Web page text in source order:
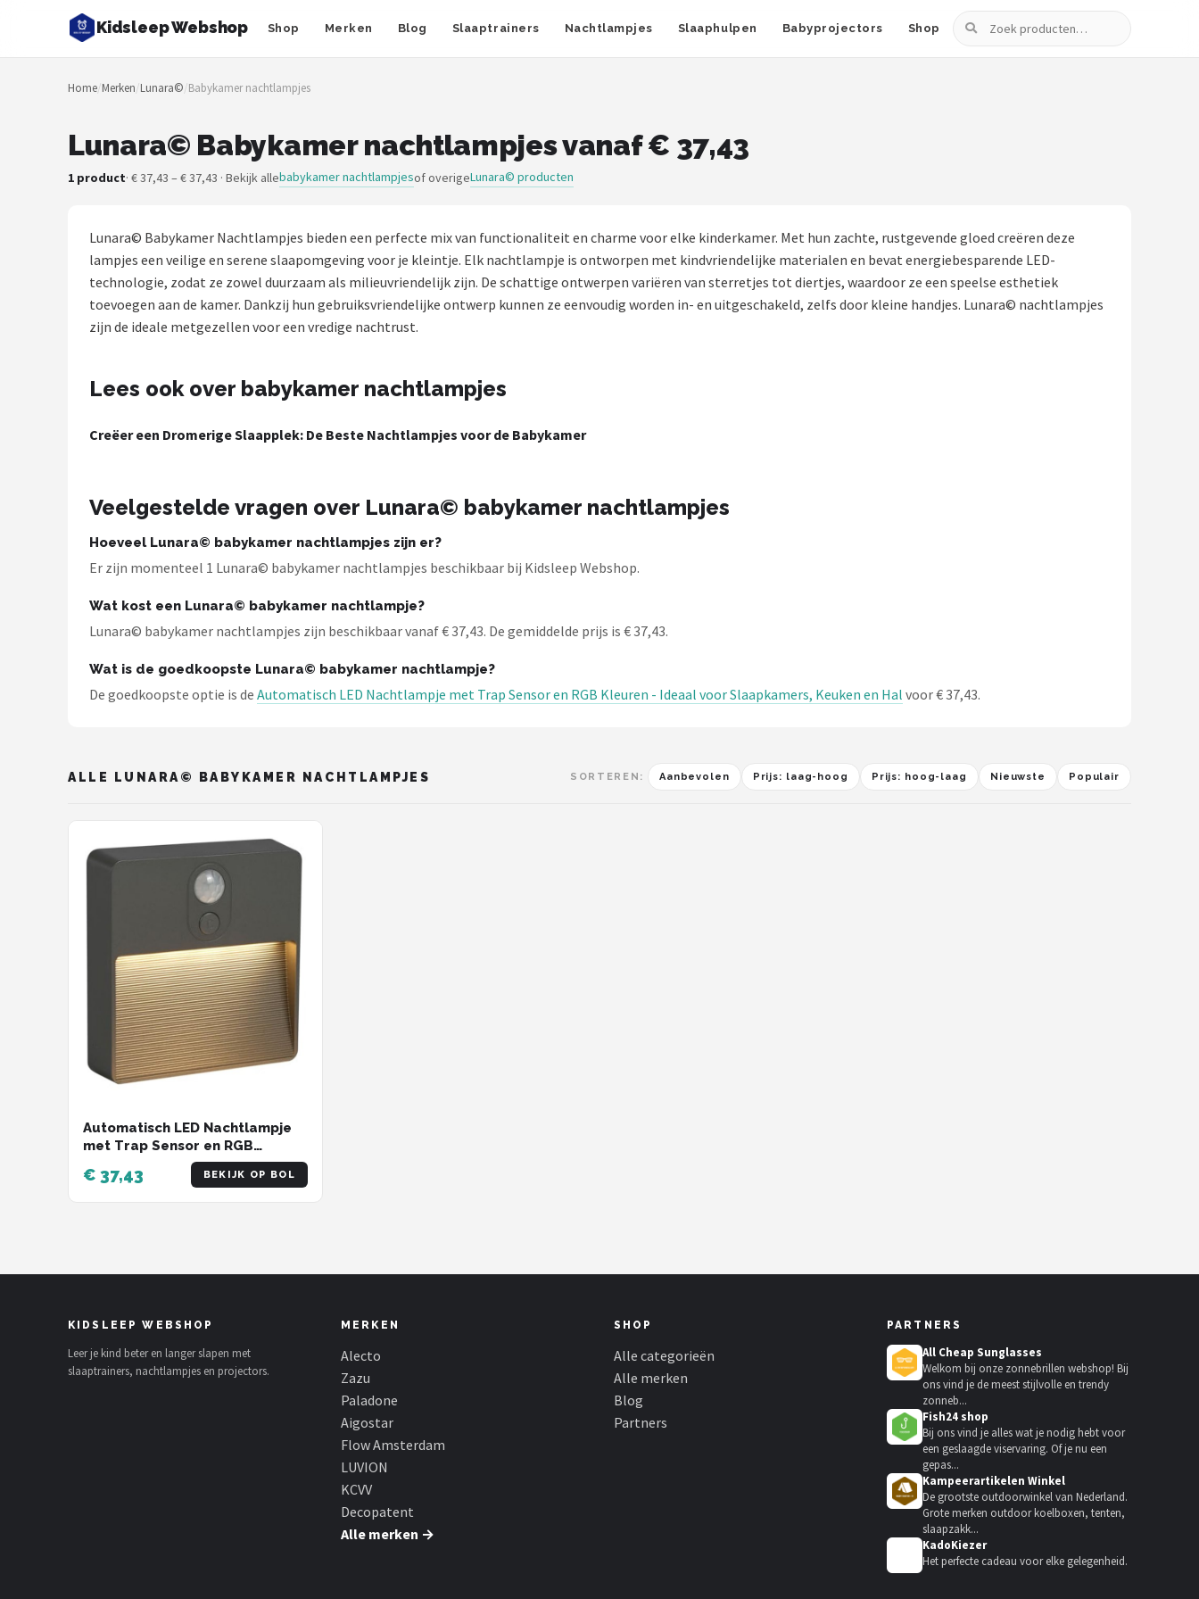
Kidsleep Webshop Shop Merken Blog Slaaptrainers Nachtlampjes Slaaphulpen Babyprojectors Shop
Zoeken
Zoeken
NAVIGATIE
Merken
Slaaptrainers
Nachtlampjes
Babyprojectors
Aigostar
Flow Amsterdam
Countryfield
Home/Merken/Lunara©/Babykamer nachtlampjes
Lunara© Babykamer nachtlampjes vanaf € 37,43
1 product· € 37,43 – € 37,43 · Bekijk allebabykamer nachtlampjesof overigeLunara© producten
Lunara© Babykamer Nachtlampjes bieden een perfecte mix van functionaliteit en charme voor elke kinderkamer. Met hun zachte, rustgevende gloed creëren deze
lampjes een veilige en serene slaapomgeving voor je kleintje. Elk nachtlampje is ontworpen met kindvriendelijke materialen en bevat energiebesparende LED-
technologie, zodat ze zowel duurzaam als milieuvriendelijk zijn. De schattige ontwerpen variëren van sterretjes tot diertjes, waardoor ze een speelse esthetiek
toevoegen aan de kamer. Dankzij hun gebruiksvriendelijke ontwerp kunnen ze eenvoudig worden in- en uitgeschakeld, zelfs door kleine handjes. Lunara© nachtlampjes
zijn de ideale metgezellen voor een vredige nachtrust.
Lees ook over babykamer nachtlampjes
Creëer een Dromerige Slaapplek: De Beste Nachtlampjes voor de Babykamer
Veelgestelde vragen over Lunara© babykamer nachtlampjes
Hoeveel Lunara© babykamer nachtlampjes zijn er?
Er zijn momenteel 1 Lunara© babykamer nachtlampjes beschikbaar bij Kidsleep Webshop.
Wat kost een Lunara© babykamer nachtlampje?
Lunara© babykamer nachtlampjes zijn beschikbaar vanaf € 37,43. De gemiddelde prijs is € 37,43.
Wat is de goedkoopste Lunara© babykamer nachtlampje?
De goedkoopste optie is de Automatisch LED Nachtlampje met Trap Sensor en RGB Kleuren - Ideaal voor Slaapkamers, Keuken en Hal voor € 37,43.
ALLE LUNARA© BABYKAMER NACHTLAMPJES SORTEREN: Aanbevolen Prijs: laag-hoog Prijs: hoog-laag Nieuwste Populair
Automatisch LED Nachtlampje
met Trap Sensor en RGB
Kleuren - Ideaal voor
Slaapkamers, Keuken en Hal
€ 37,43 BEKIJK OP BOL
KIDSLEEP WEBSHOP
Leer je kind beter en langer slapen met
slaaptrainers, nachtlampjes en projectors.
MERKEN
Alecto
Zazu
Paladone
Aigostar
Flow Amsterdam
LUVION
KCVV
Decopatent
Alle merken →
SHOP
Alle categorieën
Alle merken
Blog
Partners
PARTNERS
All Cheap Sunglasses
Welkom bij onze zonnebrillen webshop! Bij
ons vind je de meest stijlvolle en trendy
zonneb...
Fish24 shop
Bij ons vind je alles wat je nodig hebt voor
een geslaagde viservaring. Of je nu een
gepas...
Kampeerartikelen Winkel
De grootste outdoorwinkel van Nederland.
Grote merken outdoor koelboxen, tenten,
slaapzakk...
KadoKiezer
Het perfecte cadeau voor elke gelegenheid.